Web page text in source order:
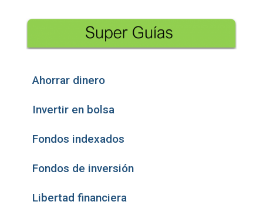
Ahorrar dinero
Invertir en bolsa
Fondos indexados
Fondos de inversión
Libertad financiera